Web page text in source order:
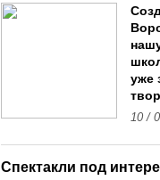
уже
10 /
Спектакли под